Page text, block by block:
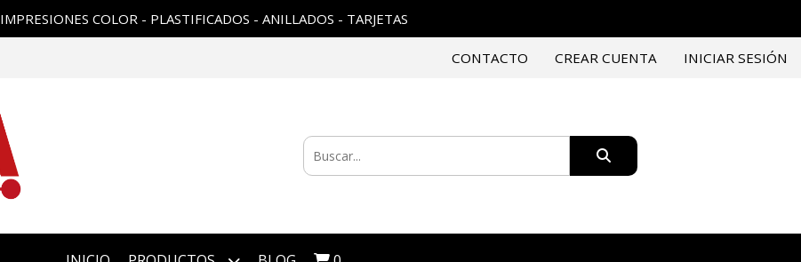
IMPRESIONES COLOR - PLASTIFICADOS - ANILLADOS - TARJETAS
CONTACTO CREAR CUENTA INICIAR SESIÓN